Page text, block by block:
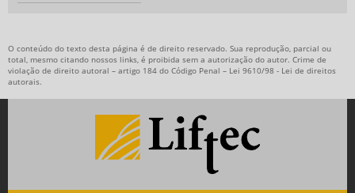
O conteúdo do texto desta página é de direito reservado. Sua reprodução, parcial ou
total, mesmo citando nossos links, é proibida sem a autorização do autor. Crime de
violação de direito autoral – artigo 184 do Código Penal – Lei 9610/98 - Lei de direitos
autorais.